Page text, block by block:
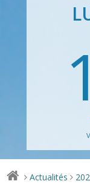
> Actualités >